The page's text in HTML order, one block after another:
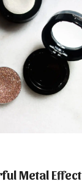
Metal Effect